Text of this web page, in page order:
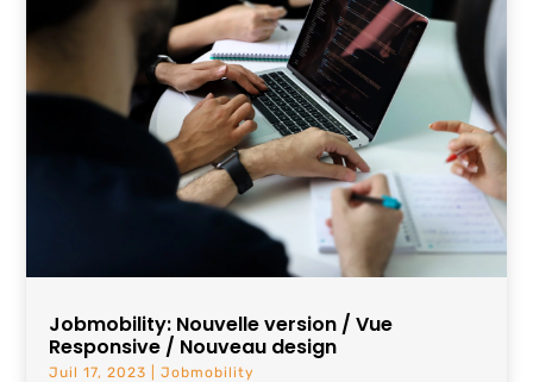
Jobmobility: Nouvelle version / Vue
Responsive / Nouveau design
Juil 17, 2023 |Jobmobility